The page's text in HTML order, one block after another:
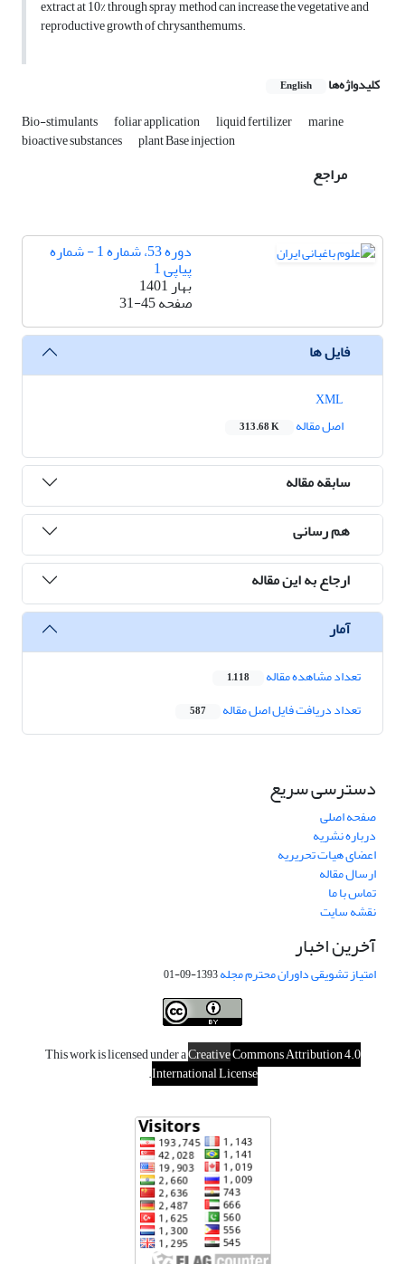
extract at 10% through spray method can increase the vegetative and
reproductive growth of chrysanthemums.
کلیدواژه‌ها English
Bio-stimulants foliar application liquid fertilizer marine
bioactive substances plant Base injection
مراجع
دوره 53، شماره 1 - شماره
پیاپی 1
بهار 1401
صفحه31-45
فایل ها
اصل مقاله
313.68 K
سابقه مقاله
هم رسانی
ارجاع به این مقاله
آمار
تعداد مشاهده مقاله 1,118
تعداد دریافت فایل اصل مقاله 587
دسترسی سریع
صفحه اصلی
درباره نشریه
اعضای هیات تحریریه
ارسال مقاله
تماس با ما
نقشه سایت
آخرین اخبار
امتیاز تشویقی داوران محترم مجله1393-09-01
This work is licensed under aCreativeCommons Attribution 4.0
International License
.